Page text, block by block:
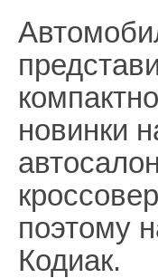
новинки
поэтому
Кодиак.